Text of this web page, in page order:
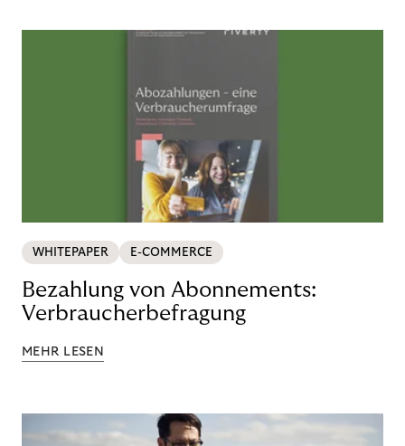
WHITEPAPER E-COMMERCE
Bezahlung von Abonnements:
Verbraucherbefragung
MEHR LESEN